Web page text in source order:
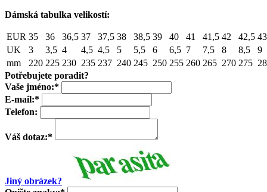
Dámská tabulka velikostí:
EUR 35 36 36,5 37 37,5 38 38,5 39 40 41 41,5 42 42,5 43
UK
3 3,5 4 4,5 4,5 5 5,5 6 6,5 7 7,5 8 8,5
9
mm
220 225 230 235 237 240 245 250 255 260 265 270 275
Potřebujete poradit?
Vaše jméno:*
E-mail:*
Telefon:
Váš dotaz:*
Jiný obrázek?